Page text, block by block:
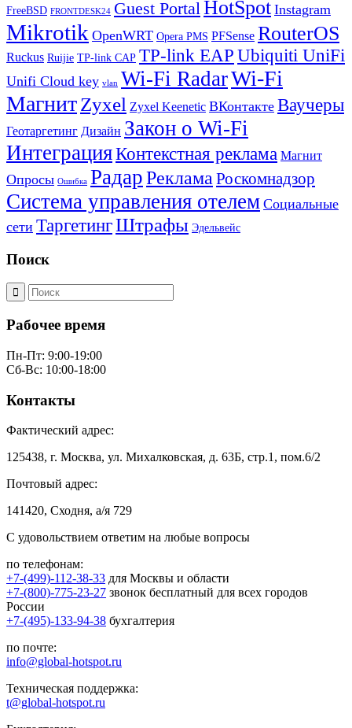
FreeBSD FRONTDESK24 Guest PortalHotSpot Instagram
Mikrotik OpenWRT Opera PMS PFSense RouterOS
Ruckus Ruijie TP-link CAP TP-link EAP Ubiquiti UniFi
Unifi Cloud key vlan Wi-Fi RadarWi-Fi
МагнитZyxel Zyxel Keenetic ВКонтакте Ваучеры
Геотаргетинг Дизайн Закон о Wi-Fi
ИнтеграцияКонтекстная реклама Магнит
Опросы Ошибка РадарРеклама Роскомнадзор
Система управления отелем Социальные
сети ТаргетингШтрафы Эдельвейс
Поиск
Рабочее время
Пн-Пт: 9:00-19:00
Сб-Вс: 10:00-18:00
Контакты
Фактический адрес:
125438, г. Москва, ул. Михалковская, д. 63Б, стр.1, пом.6/2
Почтовый адрес:
141420, Сходня, а/я 729
С удовольствием ответим на любые вопросы
по телефонам:
+7-(499)-112-38-33 для Москвы и области
+7-(800)-775-23-27 звонок бесплатный для всех городов
России
+7-(495)-133-94-38 бухгалтерия
по почте:
info@global-hotspot.ru
Техническая поддержка:
t@global-hotspot.ru